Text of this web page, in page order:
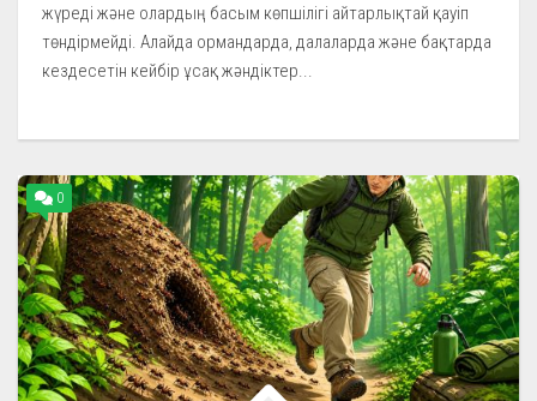
жүреді және олардың басым көпшілігі айтарлықтай қауіп
төндірмейді. Алайда ормандарда, далаларда және бақтарда
кездесетін кейбір ұсақ жәндіктер...
0